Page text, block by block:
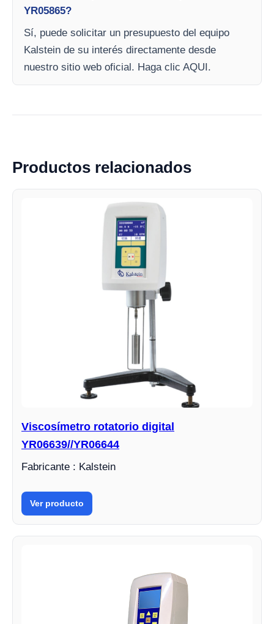
YR05865?
Sí, puede solicitar un presupuesto del equipo
Kalstein de su interés directamente desde
nuestro sitio web oficial. Haga clic AQUI.
Productos relacionados
Viscosímetro rotatorio digital
YR06639//YR06644
Fabricante : Kalstein
Ver producto